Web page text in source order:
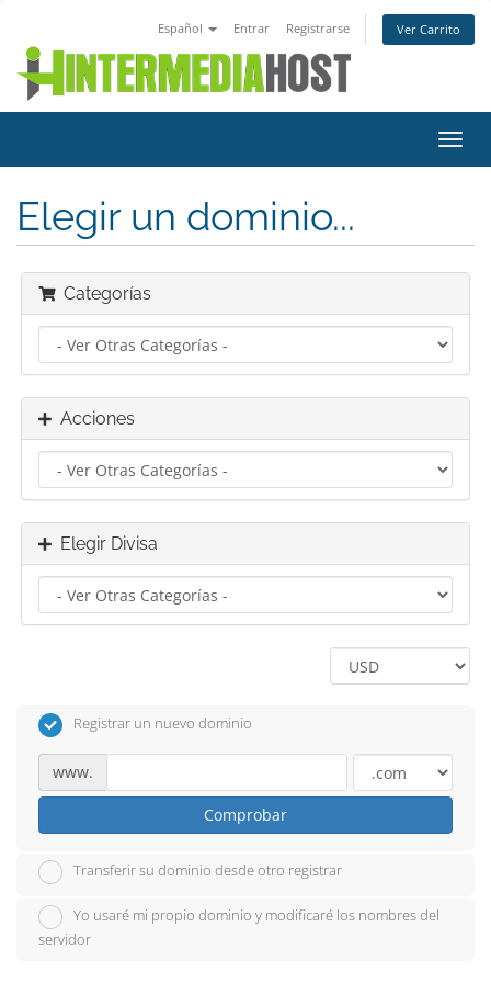
Español Entrar Registrarse Ver Carrito
Elegir un dominio...
Categorías
Acciones
Elegir Divisa
Registrar un nuevo dominio
www.
Comprobar
Transferir su dominio desde otro registrar
Yo usaré mi propio dominio y modificaré los nombres del
servidor